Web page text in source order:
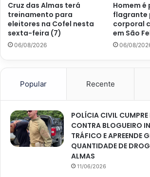
Cruz das Almas terá
treinamento para
eleitores na Cofel nesta
sexta-feira (7)
06/08/2026
Homem é
flagrante
corporal
em São
06/08/
Popular Recente
POLÍCIA CIVIL
CONTRA BLOGUEIRO
TRÁFICO E APREENDE
QUANTIDADE DE
ALMAS
11/06/2026